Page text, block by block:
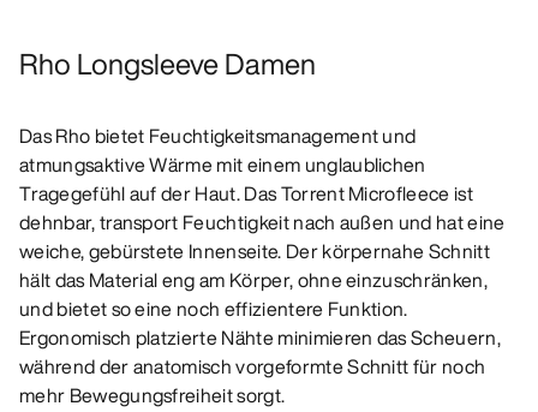
Rho Longsleeve Damen
Das Rho bietet Feuchtigkeitsmanagement und
atmungsaktive Wärme mit einem unglaublichen
Tragegefühl auf der Haut. Das Torrent Microfleece ist
dehnbar, transport Feuchtigkeit nach außen und hat eine
weiche, gebürstete Innenseite. Der körpernahe Schnitt
hält das Material eng am Körper, ohne einzuschränken,
und bietet so eine noch effizientere Funktion.
Ergonomisch platzierte Nähte minimieren das Scheuern,
während der anatomisch vorgeformte Schnitt für noch
mehr Bewegungsfreiheit sorgt.